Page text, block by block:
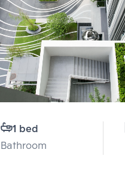
1 bed
Bathroom